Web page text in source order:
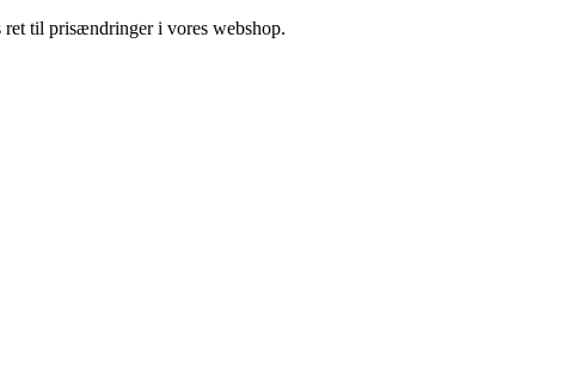
til prisændringer i vores webshop.